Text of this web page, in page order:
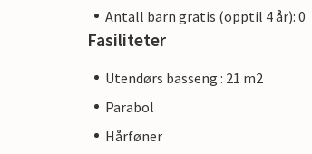
Antall barn gratis (opptil 4 år): 0
Fasiliteter
Utendørs basseng : 21 m2
Parabol
Hårføner